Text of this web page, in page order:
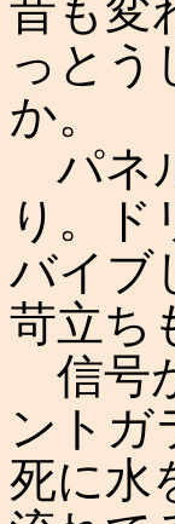
昔も変
っとう
か。
パネ
り。ド
バイブ
苛立ち
信号
ントガ
死に水